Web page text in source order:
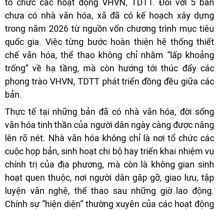
tổ chức các hoạt động VHVN, TDTT. Đối với 5 bản
chưa có nhà văn hóa, xã đã có kế hoạch xây dựng
trong năm 2026 từ nguồn vốn chương trình mục tiêu
quốc gia. Việc từng bước hoàn thiện hệ thống thiết
chế văn hóa, thể thao không chỉ nhằm “lấp khoảng
trống” về hạ tầng, mà còn hướng tới thúc đẩy các
phong trào VHVN, TDTT phát triển đồng đều giữa các
bản.
Thực tế tại những bản đã có nhà văn hóa, đời sống
văn hóa tinh thần của người dân ngày càng được nâng
lên rõ nét. Nhà văn hóa không chỉ là nơi tổ chức các
cuộc họp bản, sinh hoạt chi bộ hay triển khai nhiệm vụ
chính trị của địa phương, mà còn là không gian sinh
hoạt quen thuộc, nơi người dân gặp gỡ, giao lưu, tập
luyện văn nghệ, thể thao sau những giờ lao động.
Chính sự “hiện diện” thường xuyên của các hoạt động